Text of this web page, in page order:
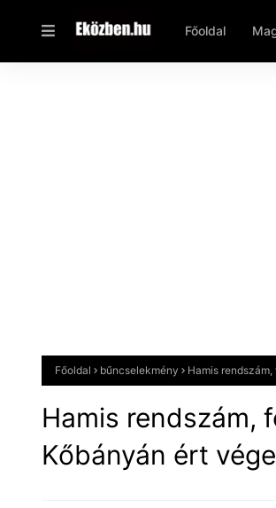
Főoldal
Főoldal bűncselekmény Hamis
Hamis rendszám,
Kőbányán ért